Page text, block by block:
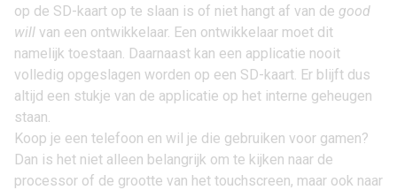
op de SD-kaart op te slaan is of niet hangt af van de good
will van een ontwikkelaar. Een ontwikkelaar moet dit
namelijk toestaan. Daarnaast kan een applicatie nooit
volledig opgeslagen worden op een SD-kaart. Er blijft dus
altijd een stukje van de applicatie op het interne geheugen
staan.
Koop je een telefoon en wil je die gebruiken voor gamen?
Dan is het niet alleen belangrijk om te kijken naar de
processor of de grootte van het touchscreen, maar ook naar